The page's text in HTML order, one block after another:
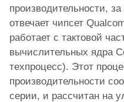
производительности,
отвечает чипсет
работает с тактовой
вычислительных ядра
техпроцесс). Этот
производительности
серии, и рассчитан на